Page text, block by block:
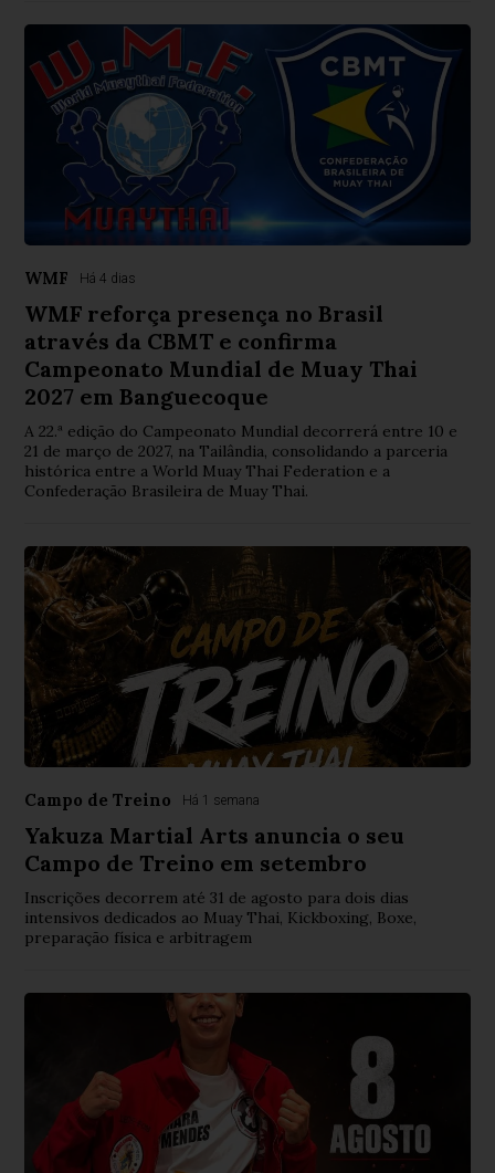
WMF Há 4 dias
WMF reforça presença no Brasil
através da CBMT e confirma
Campeonato Mundial de Muay Thai
2027 em Banguecoque
A 22.ª edição do Campeonato Mundial decorrerá entre 10 e
21 de março de 2027, na Tailândia, consolidando a parceria
histórica entre a World Muay Thai Federation e a
Confederação Brasileira de Muay Thai.
Campo de Treino Há 1 semana
Yakuza Martial Arts anuncia o seu
Campo de Treino em setembro
Inscrições decorrem até 31 de agosto para dois dias
intensivos dedicados ao Muay Thai, Kickboxing, Boxe,
preparação física e arbitragem